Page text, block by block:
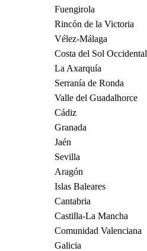
Fuengirola
Rincón de la Victoria
Vélez-Málaga
Costa del Sol Occidental
La Axarquía
Serranía de Ronda
Valle del Guadalhorce
Cádiz
Granada
Jaén
Sevilla
Aragón
Islas Baleares
Cantabria
Castilla-La Mancha
Comunidad Valenciana
Galicia